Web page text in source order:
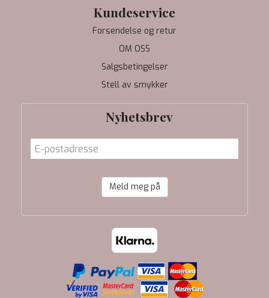
Kundeservice
Forsendelse og retur
OM OSS
Salgsbetingelser
Stell av smykker
Nyhetsbrev
Meld meg på